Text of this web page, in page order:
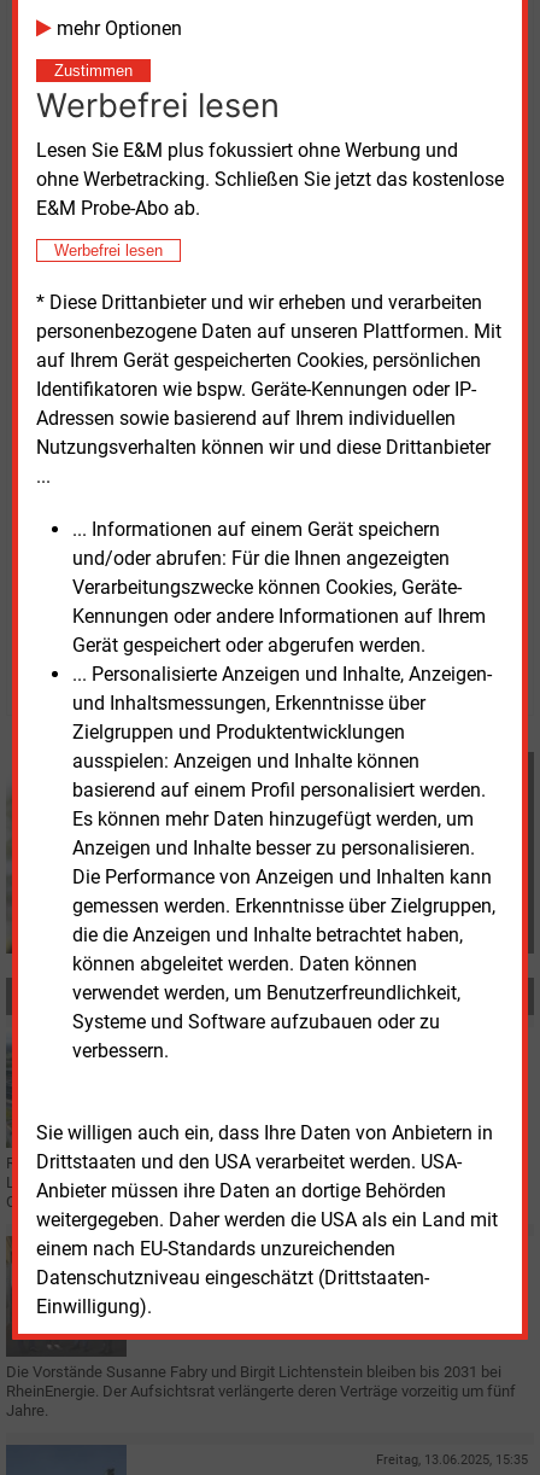
mehr Optionen
Zustimmen
Werbefrei lesen
Lesen Sie E&M plus fokussiert ohne Werbung und
ohne Werbetracking. Schließen Sie jetzt das kostenlose
E&M Probe-Abo ab.
Werbefrei lesen
* Diese Drittanbieter und wir erheben und verarbeiten
personenbezogene Daten auf unseren Plattformen. Mit
auf Ihrem Gerät gespeicherten Cookies, persönlichen
Identifikatoren wie bspw. Geräte-Kennungen oder IP-
Adressen sowie basierend auf Ihrem individuellen
Nutzungsverhalten können wir und diese Drittanbieter
...
... Informationen auf einem Gerät speichern
und/oder abrufen: Für die Ihnen angezeigten
Verarbeitungszwecke können Cookies, Geräte-
Kennungen oder andere Informationen auf Ihrem
Gerät gespeichert oder abgerufen werden.
... Personalisierte Anzeigen und Inhalte, Anzeigen-
und Inhaltsmessungen, Erkenntnisse über
Zielgruppen und Produktentwicklungen
ausspielen: Anzeigen und Inhalte können
basierend auf einem Profil personalisiert werden.
Es können mehr Daten hinzugefügt werden, um
Anzeigen und Inhalte besser zu personalisieren.
Die Performance von Anzeigen und Inhalten kann
gemessen werden. Erkenntnisse über Zielgruppen,
die die Anzeigen und Inhalte betrachtet haben,
können abgeleitet werden. Daten können
verwendet werden, um Benutzerfreundlichkeit,
Systeme und Software aufzubauen oder zu
verbessern.
Sie willigen auch ein, dass Ihre Daten von Anbietern in
Drittstaaten und den USA verarbeitet werden. USA-
Anbieter müssen ihre Daten an dortige Behörden
weitergegeben. Daher werden die USA als ein Land mit
einem nach EU-Standards unzureichenden
Datenschutzniveau eingeschätzt (Drittstaaten-
Einwilligung).
Wärmenetze eingespeist und geeignete Flächen
systematisch identifiziert und entwickelt werden.
Projektbasierte Kooperation:
Zusammenarbeit bezieht sich auf einzelne
wirtschaftliche Herausforderungen eine
gemeinsame Umsetzung erforderlich machen.
Eine exklusive Partnerschaft besteht dabei nicht.
Kooperation ihre jeweiligen Stärken ein. Während
Rheinenergie über langjährige Erfahrung in der
Versorgung urbaner Räume verfügt, bringt
Westenergie ihre Expertise in der Hoch- und
Höchstspannungstechnik ein. Zusammen wollen sie
auch skalierbare Übergangslösungen anbieten, die
Netzanbindung vorliegt.
Dienstag, 15.04.2025, 14:19 Uhr
Davina Spohn
© 2026 Energie & Management GmbH
Davina Spohn
+49 (0) 8152 9311 18
d.spohn@energie-und-
management.de
MEHR ZUM THEMA
Rheinenergie hat den Betrieb der Energiezentrale des Logistikstandorts von
Levi Strauss im nordrhein-westfälischen Dorsten übernommen. Der
Contractingvertrag läuft 20 Jahre.
Montag, 7.07.2025, 09:15
PERSONALIE
Rheinenergie verlängert Vorstandsmandate
Die Vorstände Susanne Fabry und Birgit Lichtenstein bleiben bis 2031 bei
RheinEnergie. Der Aufsichtsrat verlängerte deren Verträge vorzeitig um fünf
Jahre.
Freitag, 13.06.2025, 15:35